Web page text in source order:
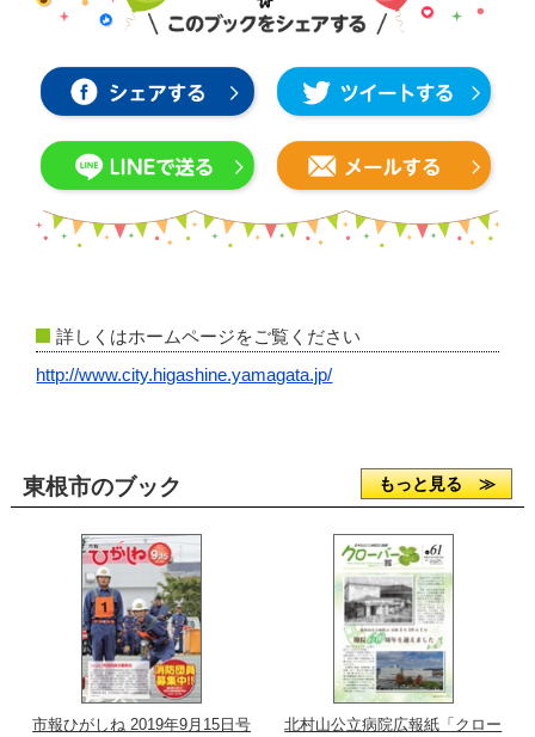
詳しくはホームページをご覧ください
http://www.city.higashine.yamagata.jp/
東根市のブック もっと見る ≫
市報ひがしね 2019年9月15日号
北村山公立病院広報紙「クロー